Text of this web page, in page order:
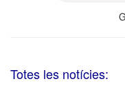
Totes les notícies: